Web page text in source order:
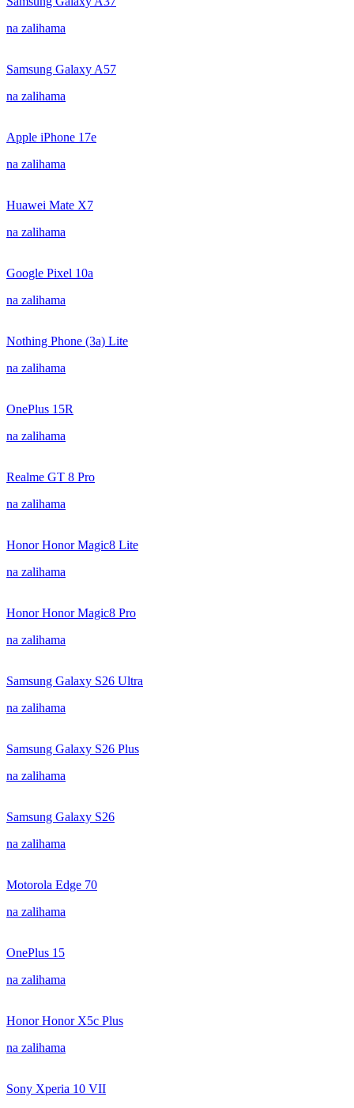
na zalihama
Samsung Galaxy A57
na zalihama
Apple iPhone 17e
na zalihama
Huawei Mate X7
na zalihama
Google Pixel 10a
na zalihama
Nothing Phone (3a) Lite
na zalihama
OnePlus 15R
na zalihama
Realme GT 8 Pro
na zalihama
Honor Honor Magic8 Lite
na zalihama
Honor Honor Magic8 Pro
na zalihama
Samsung Galaxy S26 Ultra
na zalihama
Samsung Galaxy S26 Plus
na zalihama
Samsung Galaxy S26
na zalihama
Motorola Edge 70
na zalihama
OnePlus 15
na zalihama
Honor Honor X5c Plus
na zalihama
Sony Xperia 10 VII